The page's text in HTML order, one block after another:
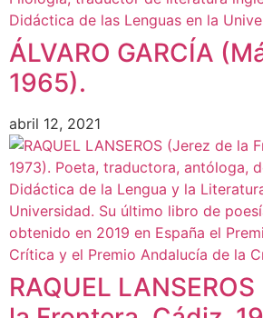
ÁLVARO GARCÍA
1965).
abril 12, 2021
RAQUEL